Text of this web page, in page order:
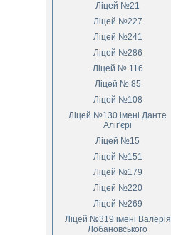
Ліцей №21
Ліцей №227
Ліцей №241
Ліцей №286
Ліцей № 116
Ліцей № 85
Ліцей №108
Ліцей №130 імені Данте
Аліг'єрі
Ліцей №15
Ліцей №151
Ліцей №179
Ліцей №220
Ліцей №269
Ліцей №319 імені Валерія
Лобановського